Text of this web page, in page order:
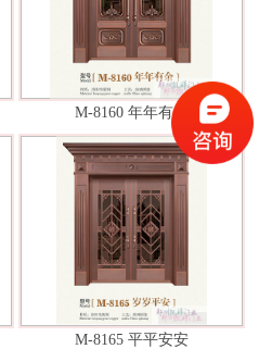
M-8160 年年有余
M-8165 平平安安